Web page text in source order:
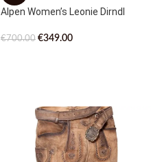
Alpen Women’s Leonie Dirndl
€700.00 €349.00